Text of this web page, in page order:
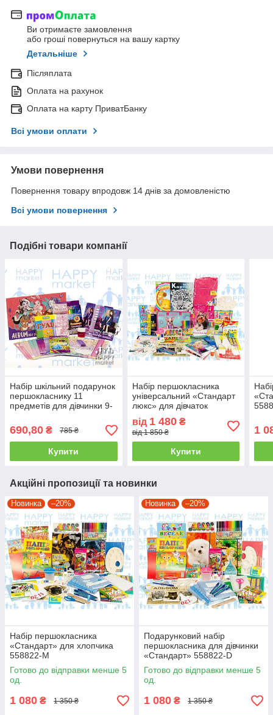
Ви отримаєте замовлення
або гроші повернуться на вашу картку
Детальніше
Післяплата
Оплата на рахунок
Оплата на карту ПриватБанку
Всі умови оплати
Умови повернення
Повернення товару впродовж 14 днів за домовленістю
Всі умови повернення
Подібні товари компанії
Набір шкільний подарунок
першокласнику 11
предметів для дівчинки 9-
690,80 ₴ 785 ₴
Купити
Набір першокласника
універсальний «Стандарт
люкс» для дівчаток
553388-1
від 1 480₴
від 1 850 ₴
Купити
1
Акційні пропозиції та новинки
Новинка –20%
Набір першокласника
«Стандарт» для хлопчика
558822-M
Готово до відправки менше 5
од.
1 080 ₴ 1 350 ₴
Новинка –20%
Подарунковий набір
першокласника для дівчинки
«Стандарт» 558822-D
Готово до відправки менше 5
од.
1 080 ₴ 1 350 ₴